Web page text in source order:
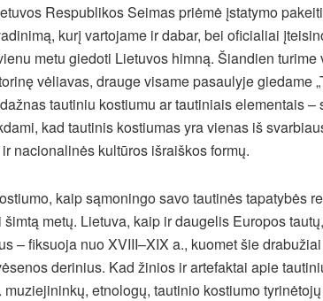
Respublikos Seimas priėmė įstatymo
kurį vartojame ir dabar, bei oficialiai
metu giedoti Lietuvos himną. Šiandien
vėliavas, drauge visame pasaulyje giedame
tautiniu kostiumu ar tautiniais elementais –
kad tautinis kostiumas yra vienas iš
nacionalinės kultūros išraiškos formų.
kaip sąmoningo savo tautinės tapatybės
metų. Lietuva, kaip ir daugelis Europos
– fiksuoja nuo XVIII–XIX a., kuomet šie
derinius. Kad žinios ir artefaktai apie
etnologų, tautinio kostiumo